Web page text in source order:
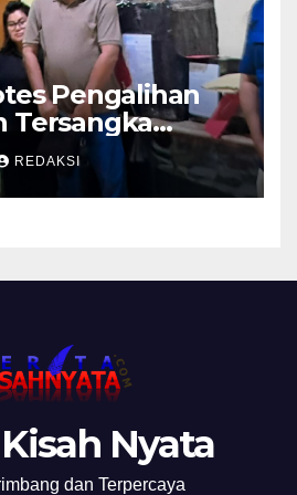
Pengalihan
Tersangka
Merek Skincare,
Kejati Jatim:
Jaksanya
REDAKSI
Nyata
dan Terpercaya